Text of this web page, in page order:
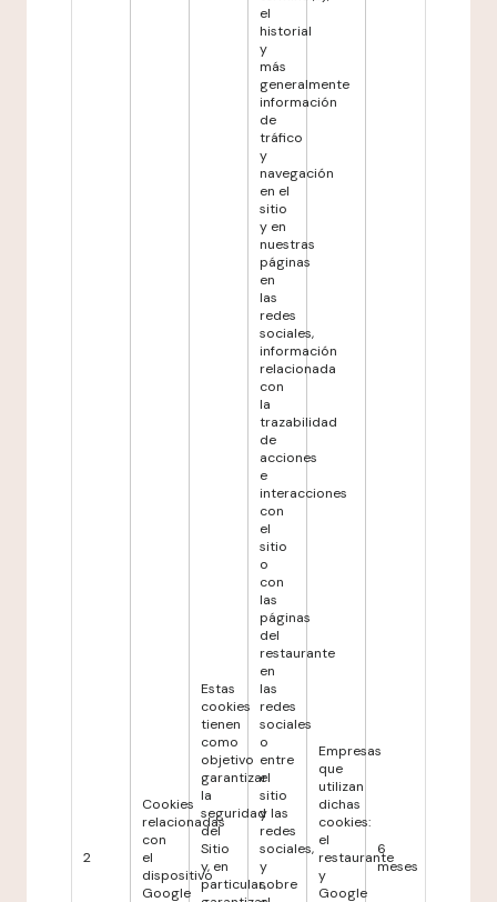
2
Cookies
relacionadas
con
el
dispositivo
Google
Estas
cookies
tienen
como
objetivo
garantizar
la
seguridad
del
Sitio
y, en
particular,
el
historial
y
más
generalmente
información
de
tráfico
y
navegación
en el
sitio
y en
nuestras
páginas
en
las
redes
sociales,
información
relacionada
con
la
trazabilidad
de
acciones
e
interacciones
con
el
sitio
o
con
las
páginas
del
restaurante
en
las
redes
sociales
o
entre
el
sitio
y las
redes
sociales,
y
sobre
Empresas
que
utilizan
dichas
cookies:
el
restaurante
y
Google
6
meses